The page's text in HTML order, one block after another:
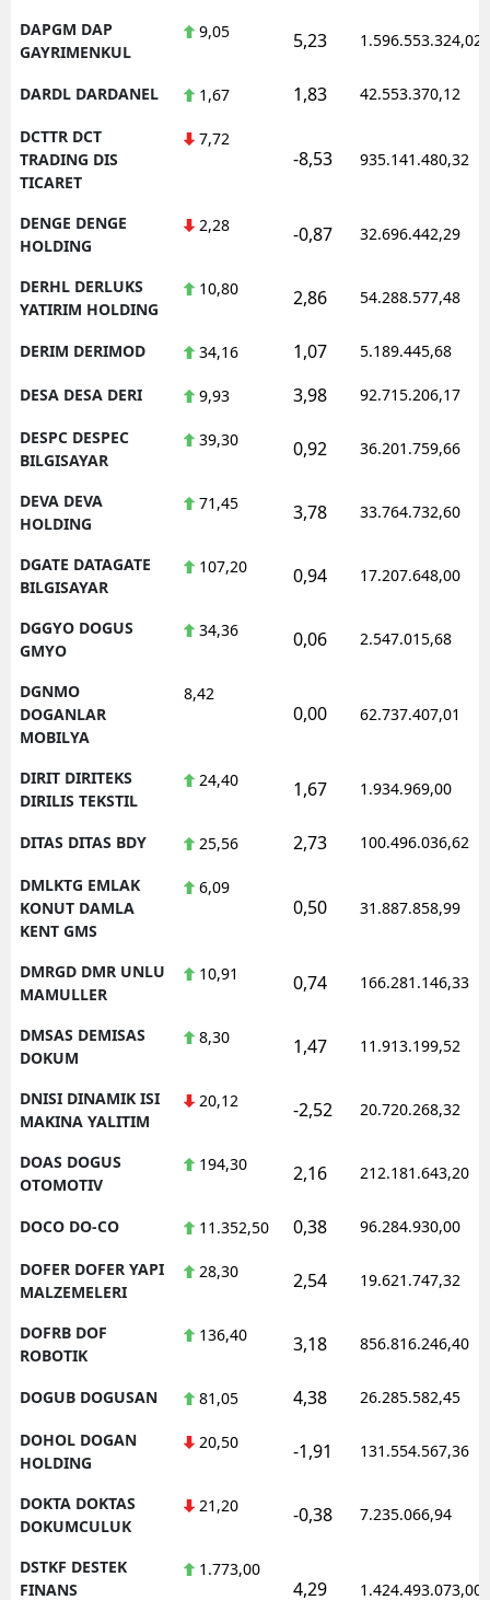
DAPGM DAP
GAYRIMENKUL
9,05 5,23 1.596.553.324,02
DARDL DARDANEL 1,67 1,83 42.553.370,12
DCTTR DCT
TRADING DIS
TICARET
7,72
-8,53 935.141.480,32
DENGE DENGE
HOLDING
2,28 -0,87 32.696.442,29
DERHL DERLUKS
YATIRIM HOLDING
10,80 2,86 54.288.577,48
DERIM DERIMOD 34,16 1,07 5.189.445,68
DESA DESA DERI 9,93 3,98 92.715.206,17
DESPC DESPEC
BILGISAYAR
39,30 0,92 36.201.759,66
DEVA DEVA
HOLDING
71,45 3,78 33.764.732,60
DGATE DATAGATE
BILGISAYAR
107,20 0,94 17.207.648,00
DGGYO DOGUS
GMYO
34,36 0,06 2.547.015,68
DGNMO
DOGANLAR
MOBILYA
8,42
0,00 62.737.407,01
DIRIT DIRITEKS
DIRILIS TEKSTIL
24,40 1,67 1.934.969,00
DITAS DITAS BDY 25,56 2,73 100.496.036,62
DMLKTG EMLAK
KONUT DAMLA
KENT GMS
6,09
0,50 31.887.858,99
DMRGD DMR UNLU
MAMULLER
10,91 0,74 166.281.146,33
DMSAS DEMISAS
DOKUM
8,30 1,47 11.913.199,52
DNISI DINAMIK ISI
MAKINA YALITIM
20,12 -2,52 20.720.268,32
DOAS DOGUS
OTOMOTIV
194,30 2,16 212.181.643,20
DOCO DO-CO 11.352,50 0,38 96.284.930,00
DOFER DOFER YAPI
MALZEMELERI
28,30 2,54 19.621.747,32
DOFRB DOF
ROBOTIK
136,40 3,18 856.816.246,40
DOGUB DOGUSAN 81,05 4,38 26.285.582,45
DOHOL DOGAN
HOLDING
20,50 -1,91 131.554.567,36
DOKTA DOKTAS
DOKUMCULUK
21,20 -0,38 7.235.066,94
DSTKF DESTEK
FINANS
1.773,00
4,29 1.424.493.073,00